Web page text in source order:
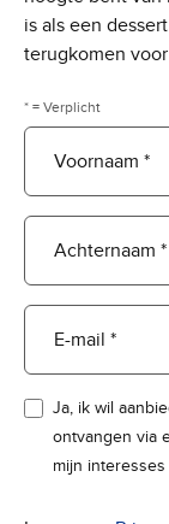
is als een
terugkomen
* = Verplicht
Voornaam *
Achternaam *
E-mail *
Ja, ik wil
ontvangen via
mijn